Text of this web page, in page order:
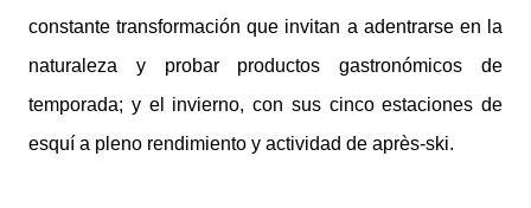
constante transformación que invitan a adentrarse en la
naturaleza y probar productos gastronómicos de
temporada; y el invierno, con sus cinco estaciones de
esquí a pleno rendimiento y actividad de après-ski.